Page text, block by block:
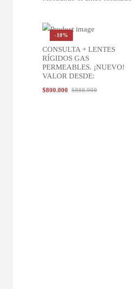
-10%
AÑADIR AL CARRITO
CONSULTA + LENTES
RÍGIDOS GAS
PERMEABLES. ¡NUEVO!
VALOR DESDE:
$888.900
$800.000